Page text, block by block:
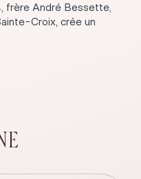
frère André Bessette,
Croix, crée un